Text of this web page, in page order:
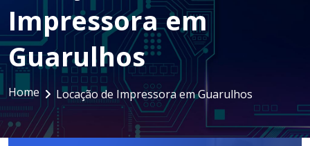
LOCAÇÃO DE IMPRESSORAS
TÉRMICAS
LOCAÇÃO DE NOTEBOOKS E
SMARTPHONES
GESTÃO DOCUMENTAL
ASSINATURA DIGITAL
SUPRIMENTOS
TRABALHE CONOSCO
Impressora em
Guarulhos
Home Locação de Impressora em Guarulhos